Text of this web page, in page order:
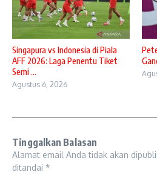
Singapura vs Indonesia di Piala
AFF 2026: Laga Penentu Tiket
Semi ...
Agustus 6, 2026
Tinggalkan Balasan
Alamat email Anda tidak akan
ditandai *